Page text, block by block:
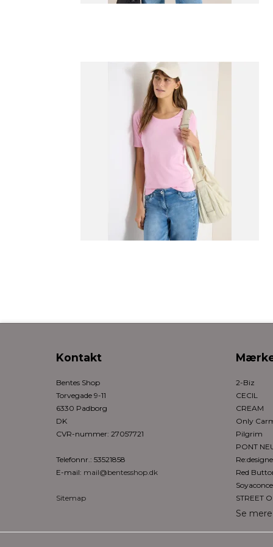
Kontakt
Bentes Shop
Torvegade 9-11
6330 Padborg
DK
CVR-nummer: 27057721
Telefonnr.: 53521858
E-mail: mail@bentesshop.dk
Sitemap
2-Biz
CECIL
CREAM
Only
Pilgrim
PONT
Red
STREET
Se mere